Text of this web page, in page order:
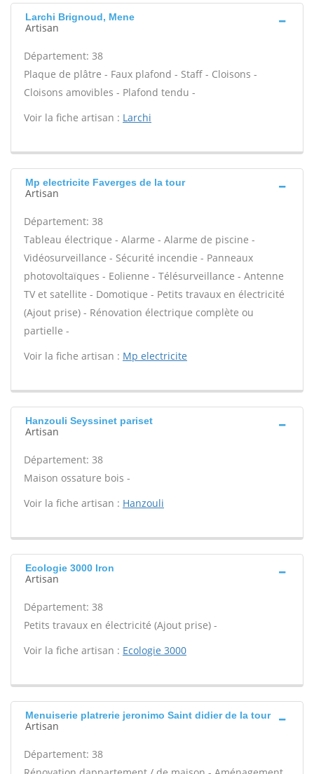
Larchi Brignoud, Mene
Artisan
Département: 38
Plaque de plâtre - Faux plafond - Staff - Cloisons -
Cloisons amovibles - Plafond tendu -
Voir la fiche artisan : Larchi
Mp electricite Faverges de la tour
Artisan
Département: 38
Tableau électrique - Alarme - Alarme de piscine -
Vidéosurveillance - Sécurité incendie - Panneaux
photovoltaïques - Eolienne - Télésurveillance - Antenne
TV et satellite - Domotique - Petits travaux en électricité
(Ajout prise) - Rénovation électrique complète ou
partielle -
Voir la fiche artisan : Mp electricite
Hanzouli Seyssinet pariset
Artisan
Département: 38
Maison ossature bois -
Voir la fiche artisan : Hanzouli
Ecologie 3000 Iron
Artisan
Département: 38
Petits travaux en électricité (Ajout prise) -
Voir la fiche artisan : Ecologie 3000
Menuiserie platrerie jeronimo Saint didier de la tour
Artisan
Département: 38